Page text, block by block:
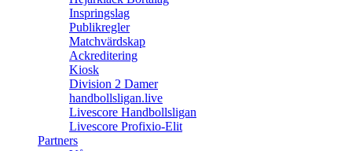
Inspringslag
Publikregler
Matchvärdskap
Ackreditering
Kiosk
Division 2 Damer
handbollsligan.live
Livescore Handbollsligan
Livescore Profixio-Elit
Partners